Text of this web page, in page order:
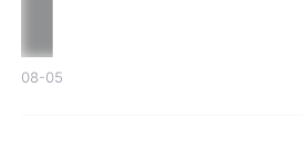
08-05